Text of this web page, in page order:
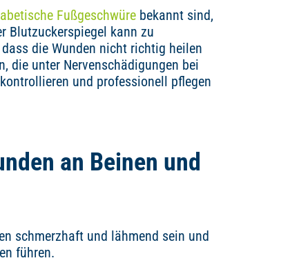
Fußgeschwüre bekannt sind,
Blutzuckerspiegel kann zu
die Wunden nicht richtig heilen
die unter Nervenschädigungen bei
und professionell pflegen
an Beinen und
schmerzhaft und lähmend sein und
führen.